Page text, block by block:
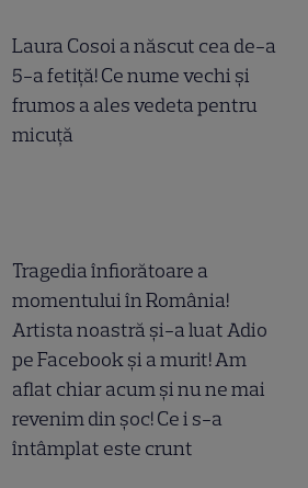
Laura Cosoi a născut cea de-a
5-a fetiță! Ce nume vechi și
frumos a ales vedeta pentru
micuță
Tragedia înfiorătoare a
momentului în România!
Artista noastră și-a luat Adio
pe Facebook și a murit! Am
aflat chiar acum și nu ne mai
revenim din șoc! Ce i s-a
întâmplat este crunt